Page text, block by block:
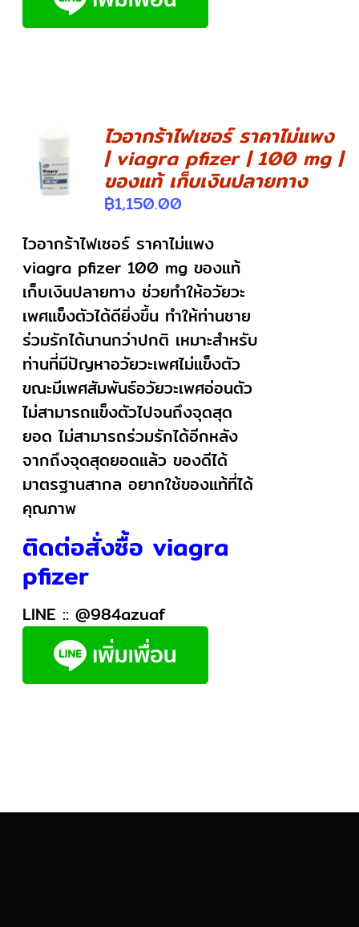
DETAILS
ไวอากร้าไฟเซอร์ ราคาไม่แพง
| viagra pfizer | 100 mg |
ของแท้ เก็บเงินปลายทาง
฿1,150.00
ไวอากร้าไฟเซอร์ ราคาไม่แพง
viagra pfizer 100 mg ของแท้
เก็บเงินปลายทาง ช่วยทำให้อวัยวะ
เพศแข็งตัวได้ดียิ่งขึ้น ทำให้ท่านชาย
ร่วมรักได้นานกว่าปกติ เหมาะสำหรับ
ท่านที่มีปัญหาอวัยวะเพศไม่แข็งตัว
ขณะมีเพศสัมพันธ์อวัยวะเพศอ่อนตัว
ไม่สามารถแข็งตัวไปจนถึงจุดสุด
ยอด ไม่สามารถร่วมรักได้อีกหลัง
จากถึงจุดสุดยอดแล้ว ของดีได้
มาตรฐานสากล อยากใช้ของแท้ที่ได้
คุณภาพ
ติดต่อสั่งซื้อ viagra
pfizer
LINE ::@984azuaf